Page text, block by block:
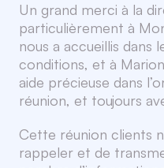
Un grand merci à la
particulièrement à
nous a accueillis dans
conditions, et à
aide précieuse dans
réunion, et toujours
Cette réunion clients
rappeler et de